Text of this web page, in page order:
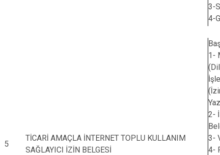
3-
4-
5
TİCARİ AMAÇLA İNTERNET TOPLU KULLANIM
SAĞLAYICI İZİN BELGESİ
1-
2-
3-
4-